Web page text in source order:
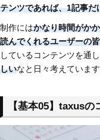
テンツであれば、1記事だ
制作にはかなり時間がか
読んでくれるユーザーの
しているコンテンツを通
しいなと日々考えています
【基本05】taxus